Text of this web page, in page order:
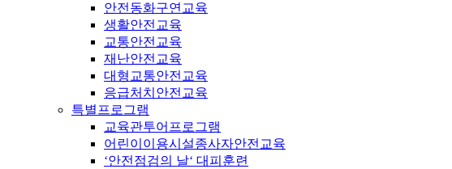
안전동화구연교육
생활안전교육
교통안전교육
재난안전교육
대형교통안전교육
응급처치안전교육
특별프로그램
교육관투어프로그램
어린이이용시설종사자안전교육
‘안전점검의 날‘ 대피훈련